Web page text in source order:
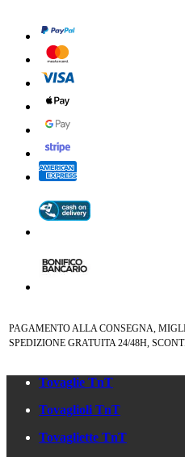
PAGAMENTO ALLA CONSEGNA,
SPEDIZIONE GRATUITA 24/48H,
Tovaglie TnT
Tovaglioli TnT
Tovagliette TnT